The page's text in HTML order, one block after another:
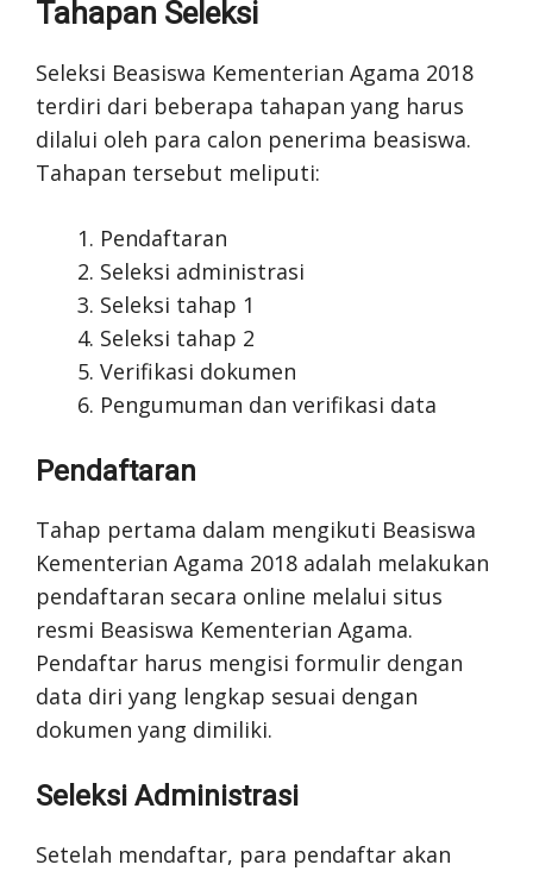
Tahapan Seleksi
Seleksi Beasiswa Kementerian Agama 2018
terdiri dari beberapa tahapan yang harus
dilalui oleh para calon penerima beasiswa.
Tahapan tersebut meliputi:
Pendaftaran
Seleksi administrasi
Seleksi tahap 1
Seleksi tahap 2
Verifikasi dokumen
Pengumuman dan verifikasi data
Pendaftaran
Tahap pertama dalam mengikuti Beasiswa
Kementerian Agama 2018 adalah melakukan
pendaftaran secara online melalui situs
resmi Beasiswa Kementerian Agama.
Pendaftar harus mengisi formulir dengan
data diri yang lengkap sesuai dengan
dokumen yang dimiliki.
Seleksi Administrasi
Setelah mendaftar, para pendaftar akan